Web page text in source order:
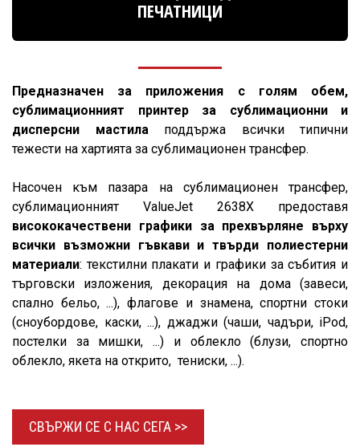
ПЕЧАТНИЦИ
Предназначен за приложения с голям обем,
сублимационният принтер за сублимационни и
дисперсни мастила поддържа всички типични
тежести на хартията за сублимационен трансфер.
Насочен към пазара на сублимационен трансфер,
сублимационният ValueJet 2638X предоставя
висококачествени графики за прехвърляне върху
всички възможни гъвкави и твърди полиестерни
материали: текстилни плакати и графики за събития и
търговски изложения, декорация на дома (завеси,
спално бельо, ...), флагове и знамена, спортни стоки
(сноубордове, каски, ...), джаджи (чаши, чадъри, iPod,
постелки за мишки, ...) и облекло (блузи, спортно
облекло, якета на открито, тениски, ...).
СВЪРЖИ СЕ С НАС СЕГА >>​​​​